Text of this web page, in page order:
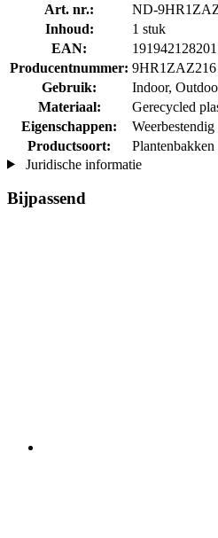
Art. nr.:
ND-
Inhoud:
1 stuk
EAN:
191942128201
Producentnummer: 9HR1ZAZ216
Gebruik:
Indoor,
Materiaal:
Gerecycled
Eigenschappen:
Weerbestendig
Productsoort:
Plantenbakken
Juridische informatie
Bijpassend